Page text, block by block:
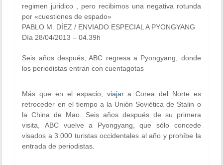
regimen juridico , pero recibimos una negativa rotunda
por «cuestiones de espado»
PABLO M. DÍEZ / ENVIADO ESPECIAL A PYONGYANG
Día 28/04/2013 – 04.39h
Seis años después, ABC regresa a Pyongyang, donde
los periodistas entran con cuentagotas
Más que en el espacio, viajara Corea del Norte es
retroceder en el tiempo a la Unión Soviética de Stalin o
la China de Mao. Seis años después de su primera
visita, ABC vuelve a Pyongyang, que sólo concede
visados a 3.000 turistas occidentales al año y prohíbe la
entrada de periodistas.